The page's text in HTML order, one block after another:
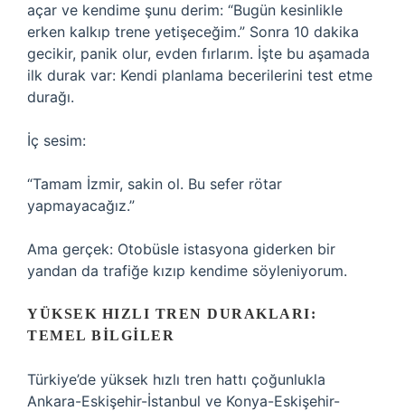
açar ve kendime şunu derim: “Bugün kesinlikle
erken kalkıp trene yetişeceğim.” Sonra 10 dakika
gecikir, panik olur, evden fırlarım. İşte bu aşamada
ilk durak var: Kendi planlama becerilerini test etme
durağı.
İç sesim:
“Tamam İzmir, sakin ol. Bu sefer rötar
yapmayacağız.”
Ama gerçek: Otobüsle istasyona giderken bir
yandan da trafiğe kızıp kendime söyleniyorum.
YÜKSEK HIZLI TREN DURAKLARI:
TEMEL BILGILER
Türkiye’de yüksek hızlı tren hattı çoğunlukla
Ankara-Eskişehir-İstanbul ve Konya-Eskişehir-